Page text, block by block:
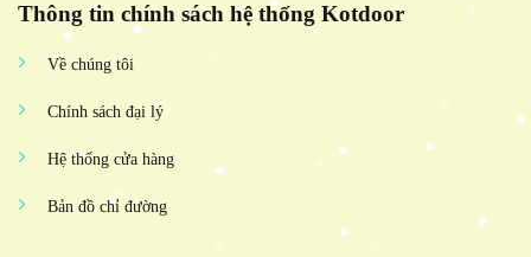
Thông tin chính sách hệ thống Kotdoor
Về chúng tôi
Chính sách đại lý
Hệ thống cửa hàng
Bản đồ chỉ đường